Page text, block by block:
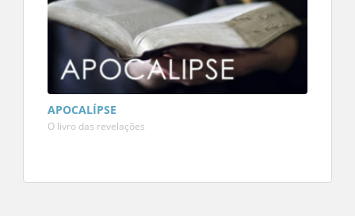
APOCALÍPSE
O livro das revelações